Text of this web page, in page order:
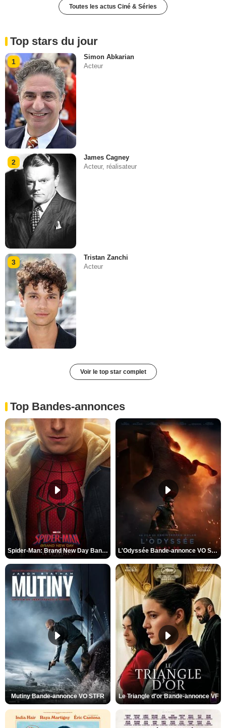
Toutes les actus Ciné & Séries
Top stars du jour
1
Simon Abkarian
Acteur
2
James Cagney
Acteur, réalisateur
3
Tristan Zanchi
Acteur
Voir le top star complet
Top Bandes-annonces
Spider-Man: Brand New Day Bande-annonce VO STFR L'Odyssée Bande-annonce VO STFR
Mutiny Bande-annonce VO STFR Le Triangle d'or Bande-annonce VF